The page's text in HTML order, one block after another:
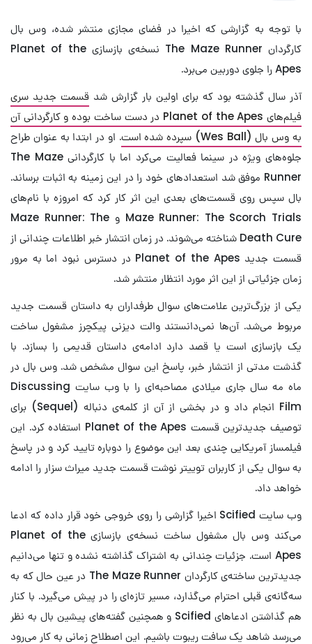
با توجه به گزارشی که اخیرا در فضای مجازی منتشر شده، وس بال
کارگردان The Maze Runner نسخه‌ی بازسازی Planet of the
Apes را جلوی دوربین می‌برد.
آذر سال گذشته بود که برای اولین بار گزارش شد قسمت جدید سری
فیلم‌های Planet of the Apes در دست ساخت بوده و کارگردانی آن
به وس بال (Wes Ball) سپرده شده است
. او در ابتدا به عنوان طراح
جلوه‌های ویژه در سینما فعالیت می‌کرد اما با کارگردانی The Maze
Runner موفق شد استعدادهای خود را در این زمینه به اثبات برساند.
بال سپس روی قسمت‌های بعدی این اثر کار کرد که امروزه با نام‌های
Maze Runner: The Scorch Trials و Maze Runner: The
Death Cure شناخته می‌شوند. در زمان انتشار خبر اطلاعات چندانی از
قسمت جدید Planet of the Apes در دسترس نبود اما به مرور
زمان جزئیاتی از این اثر مورد انتظار منتشر شد.
یکی از بزرگ‌ترین علامت‌های سوال طرفداران به داستان قسمت جدید
مربوط می‌شد. آن‌ها نمی‌دانستند والت دیزنی پیکچرز مشغول ساخت
یک بازسازی است یا قصد دارد ادامه‌ی داستان قدیمی را بسازد. با
گذشت مدتی از انتشار خبر، پاسخ این سوال مشخص شد. وس بال در
ماه مه سال جاری میلادی مصاحبه‌ای را با وب سایت Discussing
Film انجام داد و در بخشی از آن از کلمه‌ی دنباله (Sequel) برای
توصیف جدیدترین قسمت Planet of the Apes استفاده کرد. این
فیلمساز آمریکایی چندی بعد این موضوع را دوباره تایید کرد و در پاسخ
به سوال یکی از کاربران توییتر نوشت قسمت جدید میراث سزار را ادامه
خواهد داد.
وب سایت Scified اخیرا گزارشی را روی خروجی خود قرار داده که ادعا
می‌کند وس بال مشغول ساخت نسخه‌ی بازسازی Planet of the
Apes است. جزئیات چندانی به اشتراک گذاشته نشده و تنها می‌دانیم
جدیدترین ساخته‌ی کارگردان The Maze Runner در عین حال که به
سه‌گانه‌ی قبلی احترام می‌گذارد، مسیر تازه‌ای را در پیش می‌گیرد. با کنار
هم گذاشتن ادعاهای Scified و همچنین گفته‌های پیشین بال به نظر
می‌رسد شاهد یک سافت ریبوت باشیم. این اصطلاح زمانی به کار می‌رود